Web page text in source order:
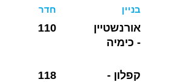
בניין
אורנשטיין
- כימיה
חדר
110
קפלון -
118